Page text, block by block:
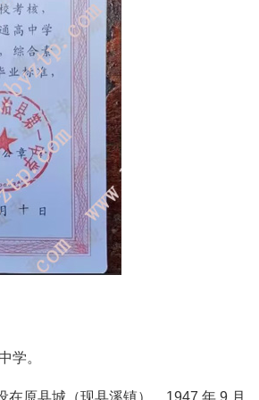
学。
原县城（现县溪镇）。1947 年 9 月